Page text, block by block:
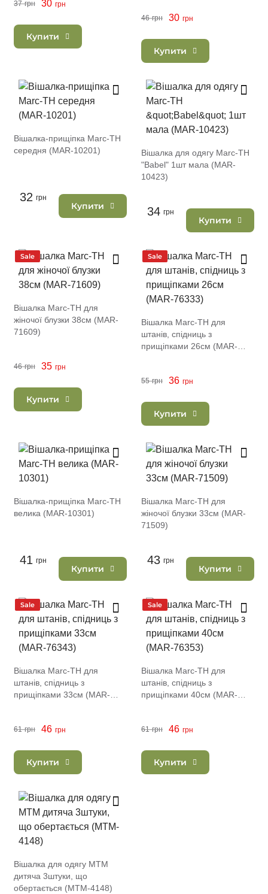
37 грн 30 грн
Купити
46 грн 30 грн
Купити
Вішалка-прищіпка Marc-TH
середня (MAR-10201)
32 грн
Купити
Вішалка для одягу Marc-TH
"Babel" 1шт мала (MAR-
10423)
34 грн
Купити
Sale
Вішалка Marc-TH для
жіночої блузки 38см (MAR-
71609)
46 грн 35 грн
Купити
Sale
Вішалка Marc-TH для
штанів, спідниць з
прищіпками 26см (MAR-
55 грн 36 грн
Купити
Вішалка-прищіпка Marc-TH
велика (MAR-10301)
41 грн
Купити
Вішалка Marc-TH для
жіночої блузки 33см (MAR-
71509)
43 грн
Купити
Sale
Вішалка Marc-TH для
штанів, спідниць з
прищіпками 33см (MAR-
61 грн 46 грн
Купити
Sale
Вішалка Marc-TH для
штанів, спідниць з
прищіпками 40см (MAR-
61 грн 46 грн
Купити
Вішалка для одягу MTM
дитяча 3штуки, що
обертається (MTM-4148)